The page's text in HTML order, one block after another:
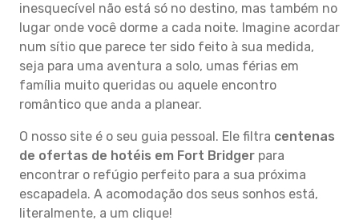
inesquecível não está só no destino, mas também no
lugar onde você dorme a cada noite. Imagine acordar
num sítio que parece ter sido feito à sua medida,
seja para uma aventura a solo, umas férias em
família muito queridas ou aquele encontro
romântico que anda a planear.
O nosso site é o seu guia pessoal. Ele filtra centenas
de ofertas de hotéis em Fort Bridger para
encontrar o refúgio perfeito para a sua próxima
escapadela. A acomodação dos seus sonhos está,
literalmente, a um clique!